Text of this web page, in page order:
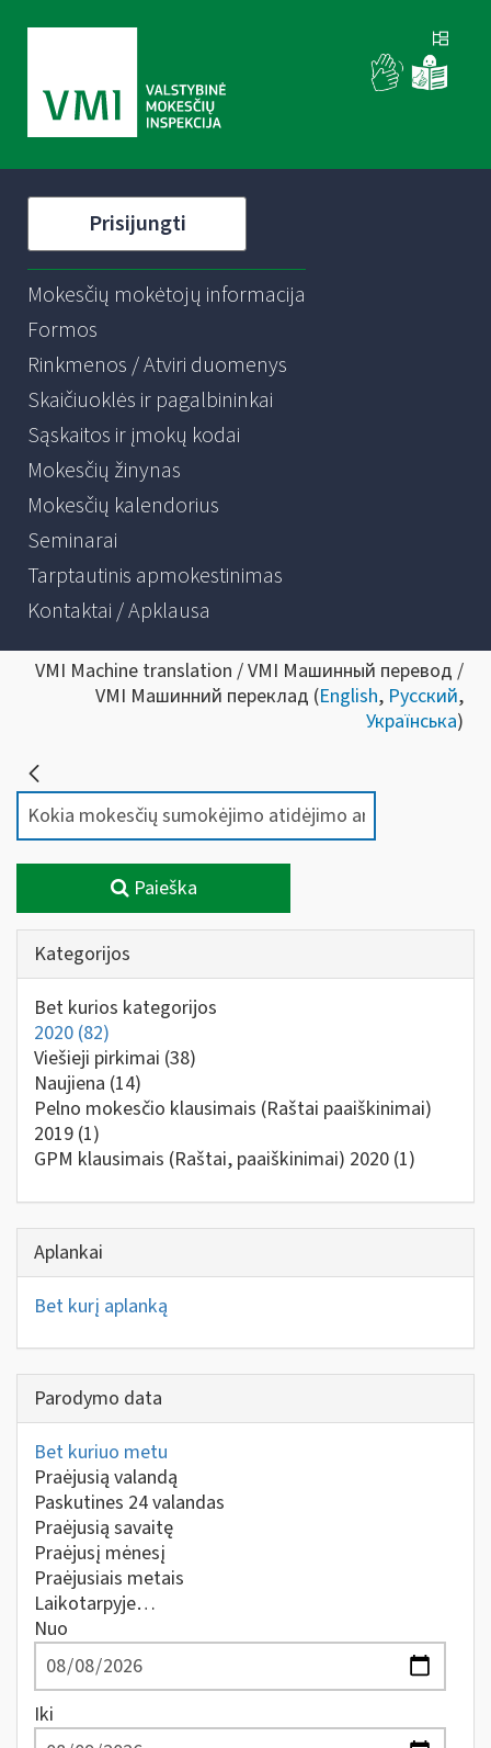
Prisijungti
Mokesčių mokėtojų informacija
Formos
Rinkmenos / Atviri duomenys
Skaičiuoklės ir pagalbininkai
Sąskaitos ir įmokų kodai
Mokesčių žinynas
Mokesčių kalendorius
Seminarai
Tarptautinis apmokestinimas
Kontaktai / Apklausa
VMI Machine translation / VMI Машинный перевод /
VMI Машинний переклад (English, Русский,
Українська)
Paieška
Kategorijos
Bet kurios kategorijos
2020 (82)
Viešieji pirkimai (38)
Naujiena (14)
Pelno mokesčio klausimais (Raštai paaiškinimai)
2019 (1)
GPM klausimais (Raštai, paaiškinimai) 2020 (1)
Aplankai
Bet kurį aplanką
Parodymo data
Bet kuriuo metu
Praėjusią valandą
Paskutines 24 valandas
Praėjusią savaitę
Praėjusį mėnesį
Praėjusiais metais
Laikotarpyje…
Nuo
Iki